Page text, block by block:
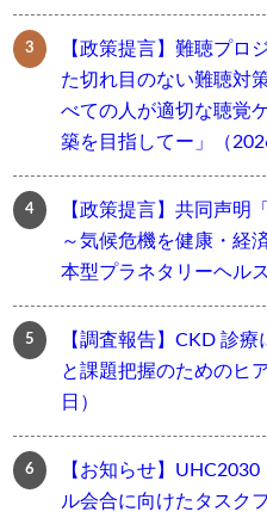
【政策提言】難聴プロ
た切れ目のない難聴対
べての人が適切な聴覚
築を目指してー」（
【政策提言】共同声明
～気候危機を健康・経
本型プラネタリーヘル
【調査報告】CKD 診
と課題把握のためのヒ
日）
【お知らせ】
ル会合に向けたタスク